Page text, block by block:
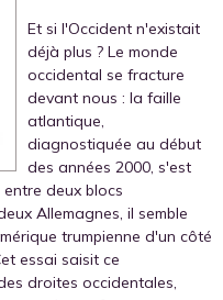
Et si l'Occident n'existait
déjà plus ? Le monde
occidental se fracture
devant nous : la faille
atlantique,
diagnostiquée au début
des années 2000, s'est
deux blocs
Allemagnes, il semble
trumpienne d'un côté
essai saisit ce
droites occidentales,